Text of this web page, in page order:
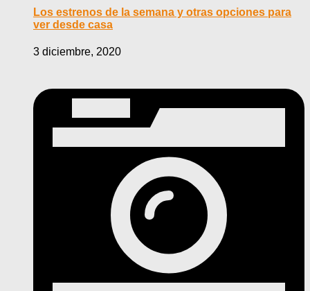
Los estrenos de la semana y otras opciones para
ver desde casa
3 diciembre, 2020